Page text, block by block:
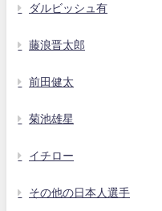
ダルビッシュ有
藤浪晋太郎
前田健太
菊池雄星
イチロー
その他の日本人選手